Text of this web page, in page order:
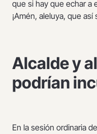
que si hay que echar a
¡Amén, aleluya, que así
Alcalde y
podrían
En la sesión ordinaria